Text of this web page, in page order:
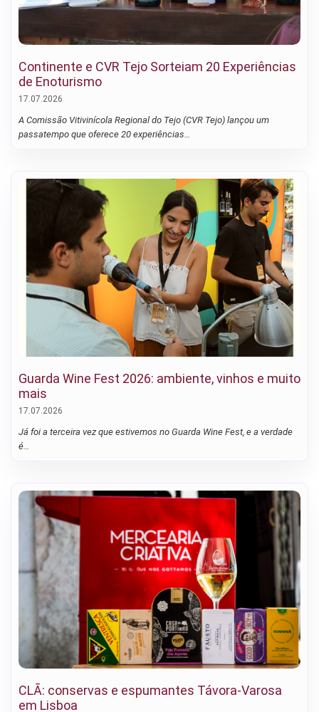
Continente e CVR Tejo Sorteiam 20 Experiências
de Enoturismo
17.07.2026
A Comissão Vitivinícola Regional do Tejo (CVR Tejo) lançou um
passatempo que oferece 20 experiências…
Guarda Wine Fest 2026: ambiente, vinhos e muito
mais
17.07.2026
Já foi a terceira vez que estivemos no Guarda Wine Fest, e a verdade
é…
CLÃ: conservas e espumantes Távora-Varosa
em Lisboa